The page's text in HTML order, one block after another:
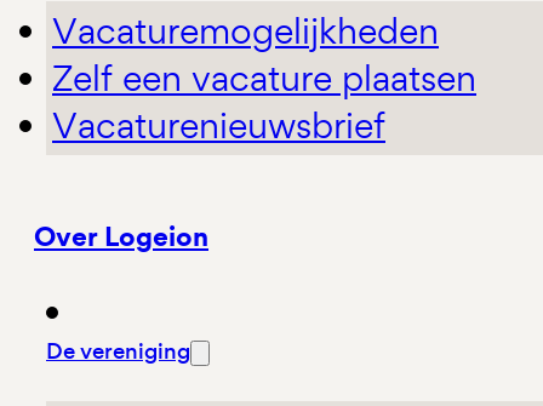
Vacaturemogelijkheden
Zelf een vacature plaatsen
Vacaturenieuwsbrief
Over Logeion
De vereniging